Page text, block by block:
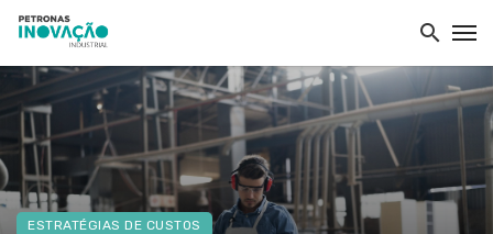
ESTRATÉGIAS DE CUSTOS